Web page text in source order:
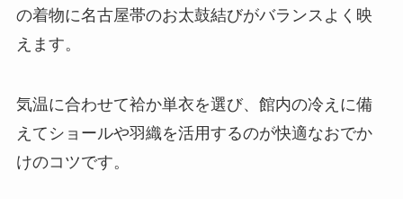
の着物に名古屋帯のお太鼓結びがバランスよく映
えます。
気温に合わせて袷か単衣を選び、館内の冷えに備
えてショールや羽織を活用するのが快適なおでか
けのコツです。